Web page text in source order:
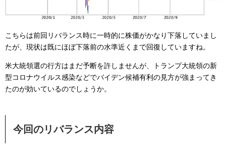
こちらは前回リバランス時に一時的に株価がかなり下落していまし
たが、現状は既にほぼ下落前の水準近くまで回復していますね。
米大統領選の行方はまだ予断を許しませんが、トランプ大統領の新
型コロナウイルス感染などでバイデン候補有利の見方が強まってき
たのが効いているのでしょうか。
今回のリバランス内容